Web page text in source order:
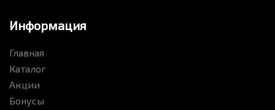
Информация
Главная
Каталог
Акции
Бонусы